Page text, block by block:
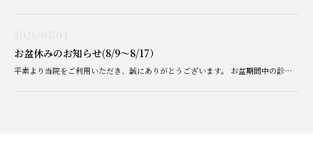
お盆休みのお知らせ(8/9〜8/17）
平素より当院をご利用いただき、誠にありがとうございます。 お盆期間中の診療につきまして、下記のとおりご案内いたします。 休診期間：2026年8月9日（日）〜8/17（月） 8月18日（火）より通常通り診療い […]